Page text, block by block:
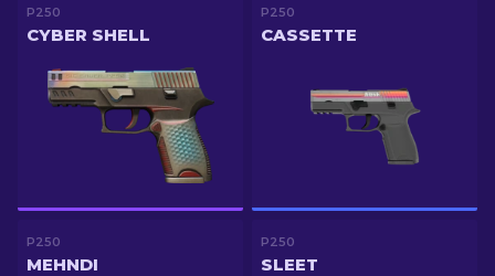
P250
CYBER SHELL
P250
CASSETTE
P250
MEHNDI
P250
SLEET